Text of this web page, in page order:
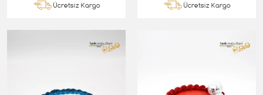
Ücretsiz Kargo Ücretsiz Kargo